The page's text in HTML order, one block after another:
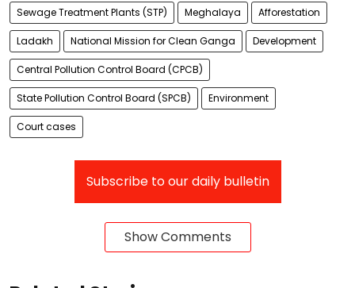
Sewage Treatment Plants (STP) Meghalaya Afforestation
Ladakh National Mission for Clean Ganga Development
Central Pollution Control Board (CPCB)
State Pollution Control Board (SPCB) Environment
Court cases
Subscribe to our daily bulletin
Show Comments